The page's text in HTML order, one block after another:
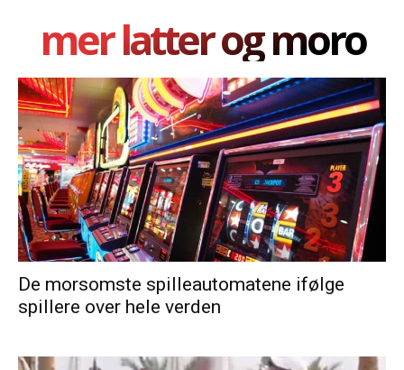
mer latter og moro
De morsomste spilleautomatene ifølge
spillere over hele verden